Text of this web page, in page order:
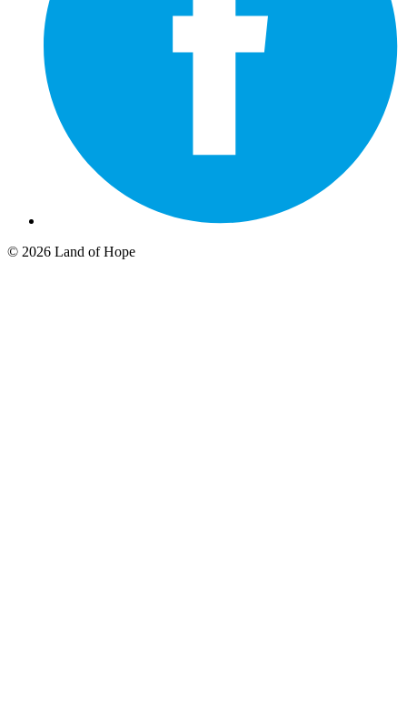
© 2026 Land of Hope